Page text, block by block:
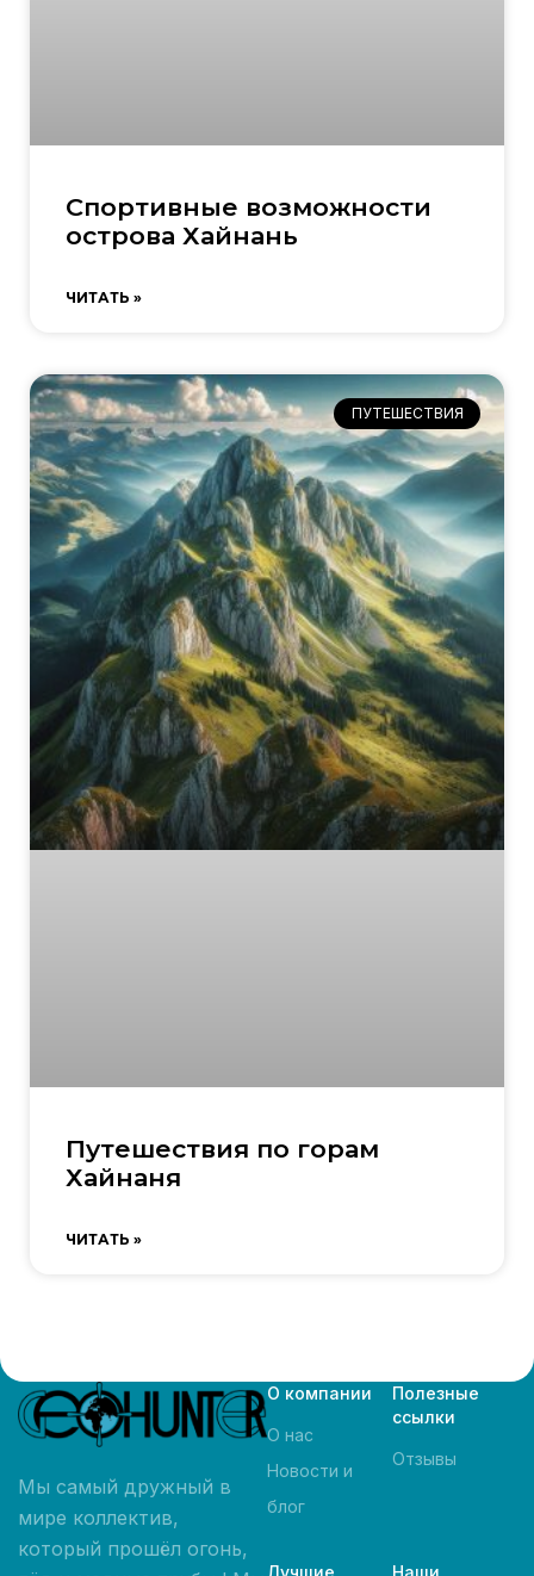
Спортивные возможности
острова Хайнань
ЧИТАТЬ »
ПУТЕШЕСТВИЯ
Путешествия по горам
Хайнаня
ЧИТАТЬ »
Мы самый дружный в
мире коллектив,
который прошёл огонь,
О компании
О нас
Новости и
блог
Полезные
ссылки
Отзывы
Лучшие
Наши